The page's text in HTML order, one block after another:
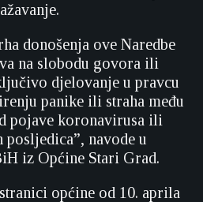
donošenja ove Naredbe
na slobodu govora ili
djelovanje u pravcu
panike ili straha među
pojave koronavirusa ili
navode u
iz Općine Stari Grad.
općine od 10. aprila